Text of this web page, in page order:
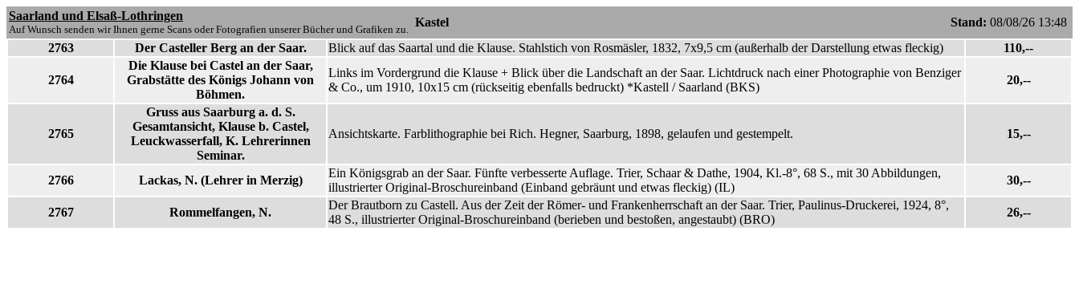
Saarland und Elsaß-Lothringen
Auf Wunsch senden wir Ihnen gerne Scans oder Fotografien unserer Bücher und Grafiken zu.
Kastel Stand: 08/08/26 13:48
2763
Der Casteller Berg an der Saar. Blick auf das Saartal und die Klause. Stahlstich von Rosmäsler, 1832, 7x9,5 cm (außerhalb der Darstellung etwas fleckig) 110,--
2764
Die Klause bei Castel an der Saar,
Grabstätte des Königs Johann von
Böhmen.
Links im Vordergrund die Klause + Blick über die Landschaft an der Saar. Lichtdruck nach einer Photographie von Benziger
& Co., um 1910, 10x15 cm (rückseitig ebenfalls bedruckt) *Kastell / Saarland (BKS)
20,--
2765
Gruss aus Saarburg a. d. S.
Gesamtansicht, Klause b. Castel,
Leuckwasserfall, K. Lehrerinnen
Seminar.
Ansichtskarte. Farblithographie bei Rich. Hegner, Saarburg, 1898, gelaufen und gestempelt. 15,--
2766 Lackas, N. (Lehrer in Merzig)
Ein Königsgrab an der Saar. Fünfte verbesserte Auflage. Trier, Schaar & Dathe, 1904, Kl.-8°, 68 S., mit 30 Abbildungen,
illustrierter Original-Broschureinband (Einband gebräunt und etwas fleckig) (IL)
30,--
2767 Rommelfangen, N.
Der Brautborn zu Castell. Aus der Zeit der Römer- und Frankenherrschaft an der Saar. Trier, Paulinus-Druckerei, 1924, 8°,
48 S., illustrierter Original-Broschureinband (berieben und bestoßen, angestaubt) (BRO)
26,--